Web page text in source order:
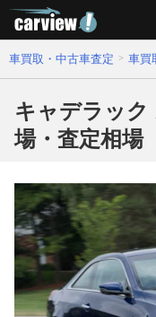
車買取・中古車査定 車買
キャデラック
場・査定相場